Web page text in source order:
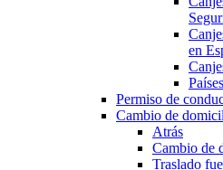
en
Permiso de
Cambio de
Atrás
Cambio de
Traslado